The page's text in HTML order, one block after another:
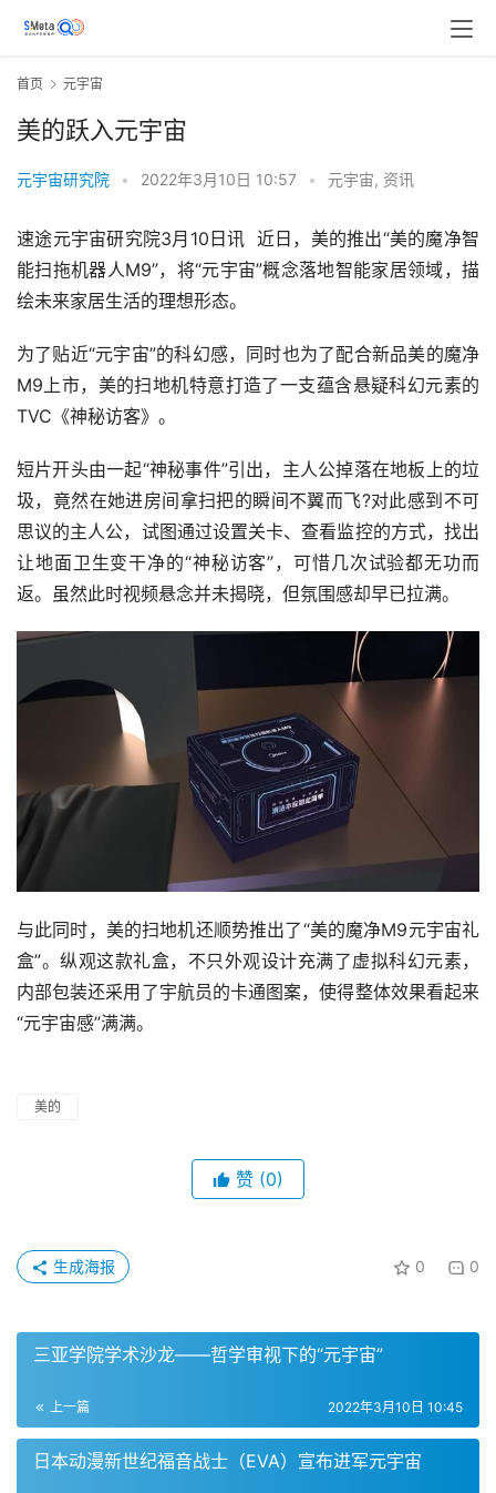
首页 元宇宙
美的跃入元宇宙
元宇宙研究院 • 2022年3月10日 10:57 • 元宇宙, 资讯
速途元宇宙研究院3月10日讯  近日，美的推出“美的魔净智
能扫拖机器人M9”，将“元宇宙”概念落地智能家居领域，描
绘未来家居生活的理想形态。
为了贴近“元宇宙”的科幻感，同时也为了配合新品美的魔净
M9上市，美的扫地机特意打造了一支蕴含悬疑科幻元素的
TVC《神秘访客》。
短片开头由一起“神秘事件”引出，主人公掉落在地板上的垃
圾，竟然在她进房间拿扫把的瞬间不翼而飞?对此感到不可
思议的主人公，试图通过设置关卡、查看监控的方式，找出
让地面卫生变干净的“神秘访客”，可惜几次试验都无功而
返。虽然此时视频悬念并未揭晓，但氛围感却早已拉满。
与此同时，美的扫地机还顺势推出了“美的魔净M9元宇宙礼
盒”。纵观这款礼盒，不只外观设计充满了虚拟科幻元素，
内部包装还采用了宇航员的卡通图案，使得整体效果看起来
“元宇宙感”满满。
美的
赞 (0)
0 0
生成海报
三亚学院学术沙龙——哲学审视下的“元宇宙”
上一篇 2022年3月10日 10:45
日本动漫新世纪福音战士（EVA）宣布进军元宇宙